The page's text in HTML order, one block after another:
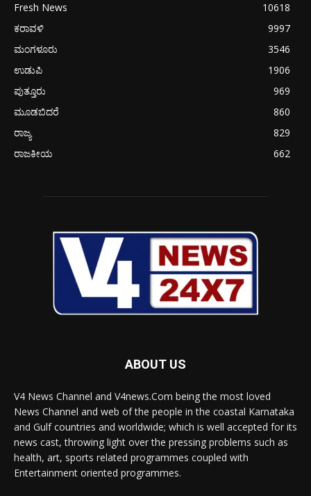
Fresh News
10618
ಕರಾವಳಿ
9997
ಮಂಗಳೂರು
3546
ಉಡುಪಿ
1906
ಪುತ್ತೂರು
969
ಮೂಡಬಿದರೆ
860
ರಾಜ್ಯ
829
ರಾಜಕೀಯ
662
ABOUT US
V4 News Channel and V4news.Com being the most loved
News Channel and web of the people in the coastal Karnataka
and Gulf countries and worldwide; which is well accepted for its
news cast, throwing light over the pressing problems such as
health, art, sports related programmes coupled with
Entertainment oriented programmes.